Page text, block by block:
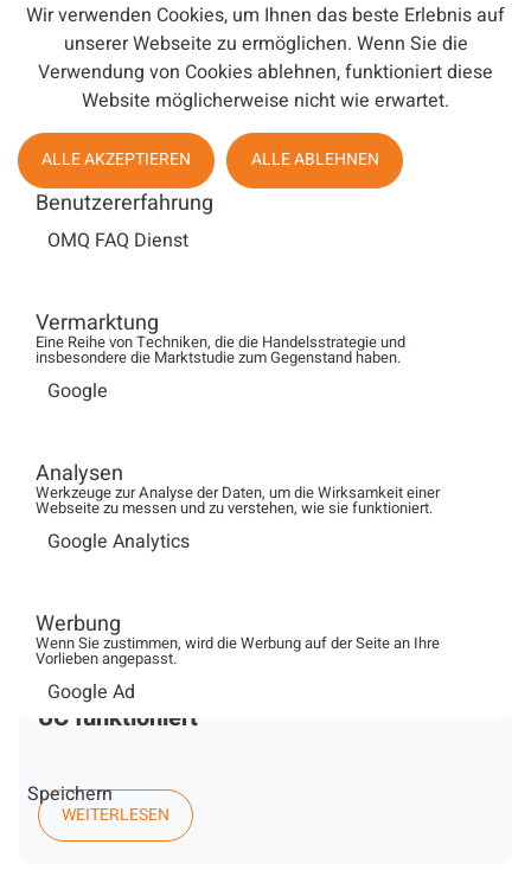
Weltweit führender Anbieter von Lösungen
für Personaleinsatzplanung
FACHMAGAZIN
UC funktioniert
WEITERLESEN
Wir verwenden Cookies, um Ihnen das beste Erlebnis auf
unserer Webseite zu ermöglichen. Wenn Sie die
Verwendung von Cookies ablehnen, funktioniert diese
Website möglicherweise nicht wie erwartet.
ALLE AKZEPTIEREN ALLE ABLEHNEN
Benutzererfahrung
OMQ FAQ Dienst
Vermarktung
Eine Reihe von Techniken, die die Handelsstrategie und
insbesondere die Marktstudie zum Gegenstand haben.
Google
Analysen
Werkzeuge zur Analyse der Daten, um die Wirksamkeit einer
Webseite zu messen und zu verstehen, wie sie funktioniert.
Google Analytics
Werbung
Wenn Sie zustimmen, wird die Werbung auf der Seite an Ihre
Vorlieben angepasst.
Google Ad
Speichern